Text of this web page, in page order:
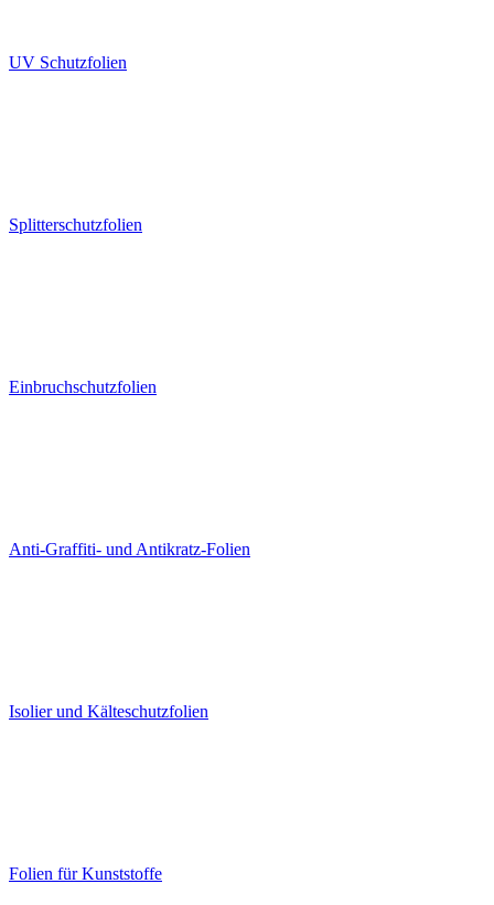
UV Schutzfolien
Splitterschutzfolien
Einbruchschutzfolien
Anti-Graffiti- und Antikratz-Folien
Isolier und Kälteschutzfolien
Folien für Kunststoffe